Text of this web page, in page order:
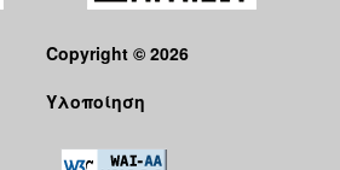
Copyright © 2026
Υλοποίηση